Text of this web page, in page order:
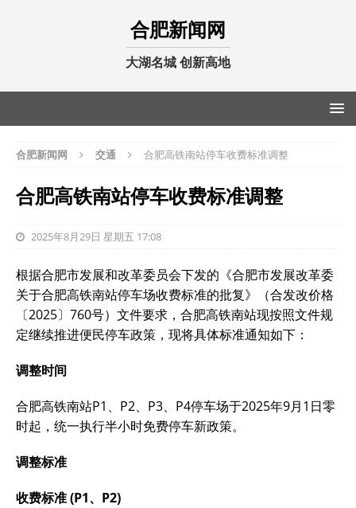
合肥新闻网
大湖名城 创新高地
合肥新闻网 交通 合肥高铁南站停车收费标准调整
合肥高铁南站停车收费标准调整
2025年8月29日 星期五 17:08
根据合肥市发展和改革委员会下发的《合肥市发展改革委
关于合肥高铁南站停车场收费标准的批复》（合发改价格
〔2025〕760号）文件要求，合肥高铁南站现按照文件规
定继续推进便民停车政策，现将具体标准通知如下：
调整时间
合肥高铁南站P1、P2、P3、P4停车场于2025年9月1日零
时起，统一执行半小时免费停车新政策。
调整标准
收费标准 (P1、P2)